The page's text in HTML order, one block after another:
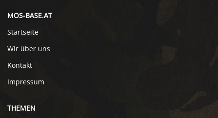
MOS-BASE.AT
Startseite
Wir über uns
Kontakt
Impressum
THEMEN